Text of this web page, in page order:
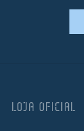
LOJA OFICIAL